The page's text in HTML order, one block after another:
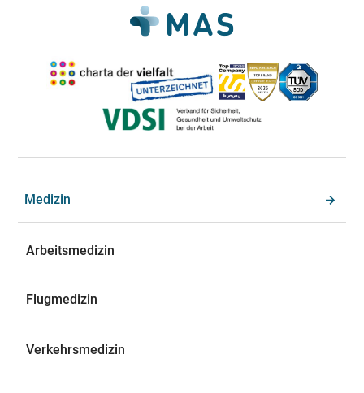
Medizin
Arbeitsmedizin
Flugmedizin
Verkehrsmedizin